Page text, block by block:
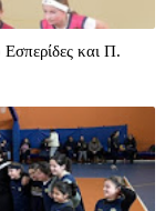
και Π.